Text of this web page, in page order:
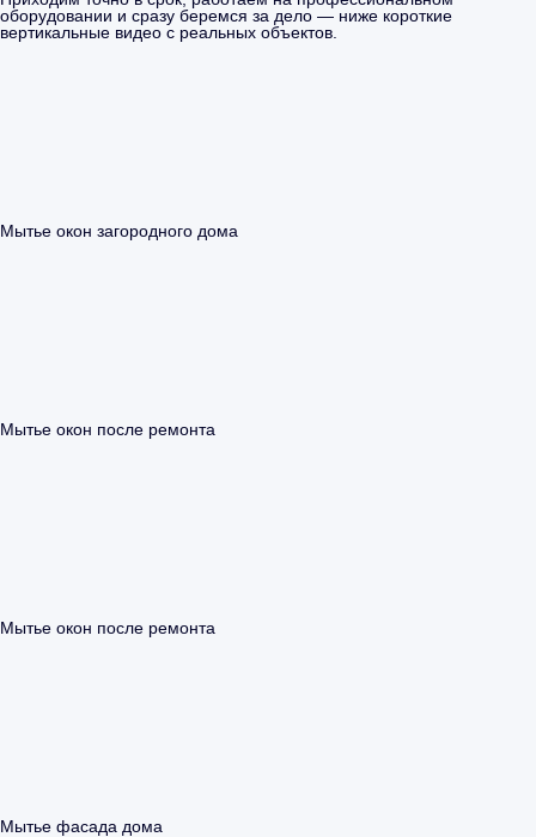
оборудовании и сразу беремся за дело — ниже короткие
вертикальные видео с реальных объектов.
Мытье окон загородного дома
Мытье окон после ремонта
Мытье окон после ремонта
Мытье фасада дома